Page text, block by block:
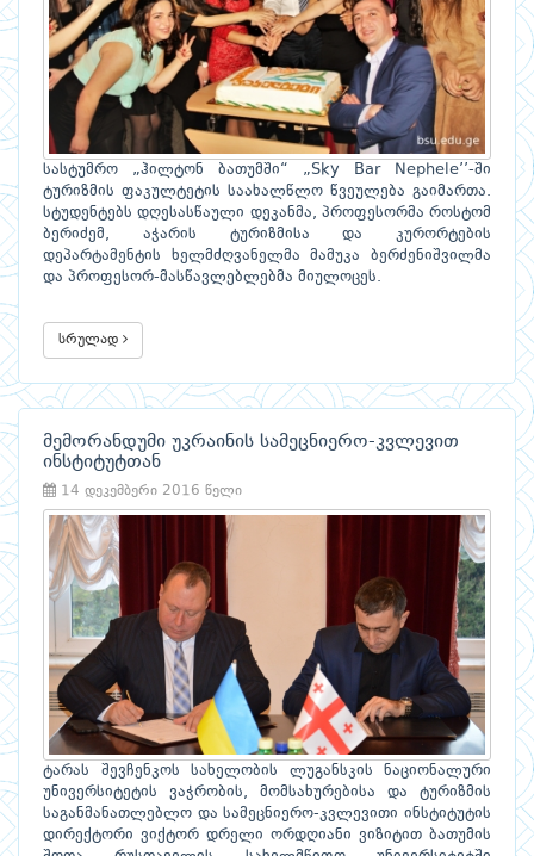
სასტუმრო „ჰილტონ ბათუმში“ „Sky Bar Nephele’’-ში
ტურიზმის ფაკულტეტის საახალწლო წვეულება გაიმართა.
სტუდენტებს დღესასწაული დეკანმა, პროფესორმა როსტომ
ბერიძემ, აჭარის ტურიზმისა და კურორტების
დეპარტამენტის ხელმძღვანელმა მამუკა ბერძენიშვილმა
და პროფესორ-მასწავლებლებმა მიულოცეს.
სრულად
მემორანდუმი უკრაინის სამეცნიერო-კვლევით
ინსტიტუტთან
14 დეკემბერი 2016 წელი
ტარას შევჩენკოს სახელობის ლუგანსკის ნაციონალური
უნივერსიტეტის ვაჭრობის, მომსახურებისა და ტურიზმის
საგანმანათლებლო და სამეცნიერო-კვლევითი ინსტიტუტის
დირექტორი ვიქტორ დრელი ორდღიანი ვიზიტით ბათუმის